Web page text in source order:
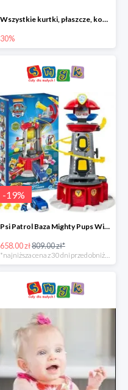
Wszystkie kurtki, płaszcze, kombinezony i spodnie narciarskie -30%
30%
-19%
Psi Patrol Baza Mighty Pups Wieża obserwacyjna+pojazd z figurką -19%
658.00 zł809.00 zł*